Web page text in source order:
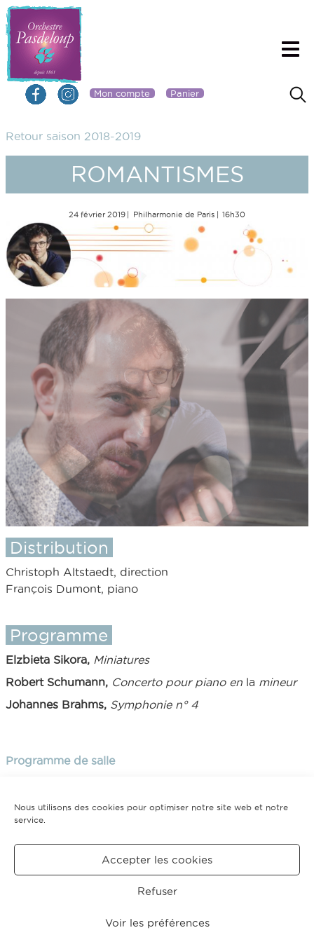
Nous utilisons des cookies pour optimiser notre site web et notre
service.
Accepter les cookies
Refuser
Voir les préférences
Mon compte Panier
Retour saison 2018-2019
ROMANTISMES
24 février 2019 Philharmonie de Paris 16h30
Distribution
Christoph Altstaedt, direction
François Dumont, piano
Programme
Elzbieta Sikora, Miniatures
Robert Schumann, Concerto pour piano en la mineur
Johannes Brahms, Symphonie n° 4
Programme de salle
Tarifs
Plein tarif : 40€ - 35€ - 28€ - 20€ - 15€ - 10€
LÉGALES
(UE)